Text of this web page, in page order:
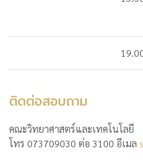
ติดต่อสอบถาม
คณะวิทยาศาสตร์และเทคโนโลยี
โทร 073709030 ต่อ 3100 อีเมล